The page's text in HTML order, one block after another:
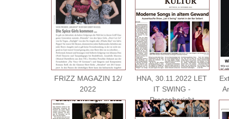
FRIZZ MAGAZIN 12/
2022
HNA, 30.11.2022 LET
IT SWING -
Pressebericht